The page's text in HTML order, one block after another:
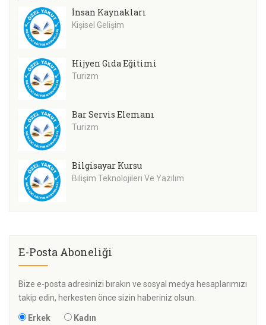
İnsan Kaynakları
Kişisel Gelişim
Hijyen Gıda Eğitimi
Turizm
Bar Servis Elemanı
Turizm
Bilgisayar Kursu
Bilişim Teknolojileri Ve Yazılım
E-Posta Aboneliği
Bize e-posta adresinizi bırakın ve sosyal medya hesaplarımızı
takip edin, herkesten önce sizin haberiniz olsun.
Erkek Kadın